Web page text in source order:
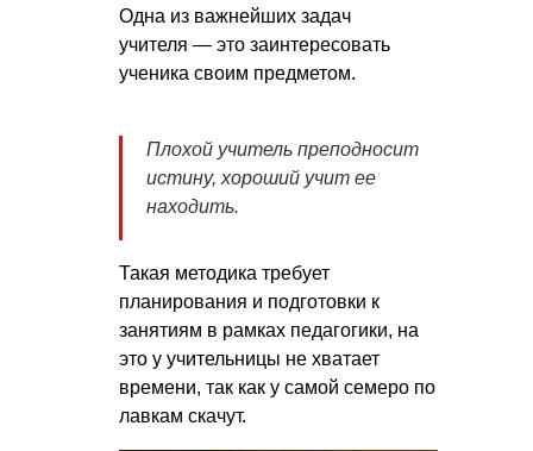
Одна из важнейших задач
учителя — это заинтересовать
ученика своим предметом.
Плохой учитель преподносит
истину, хороший учит ее
находить.
Такая методика требует
планирования и подготовки к
занятиям в рамках педагогики, на
это у учительницы не хватает
времени, так как у самой семеро по
лавкам скачут.